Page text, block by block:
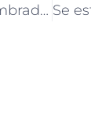
El nuevo alumbrado sobre calle San Martín avanza a buen ritmo